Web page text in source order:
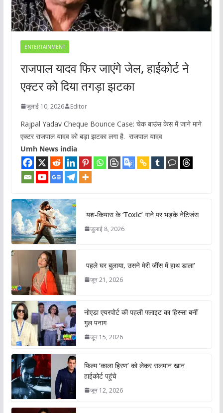
ENTERTAINMENT
राजपाल यादव फिर जाएंगे जेल, हाईकोर्ट ने
एक्टर को दिया तगड़ा झटका
जुलाई 10, 2026 Editor
Rajpal Yadav Cheque Bounce Case: चेक बाउंस केस में जाने माने
एक्टर राजपाल यादव को बड़ा झटका लगा है. राजपाल यादव
Umh News india
यश-कियारा के ‘Toxic’ गाने पर भड़के नेटिजंस
जुलाई 8, 2026
पहले घर बुलाया, उसने मेरी जींस में हाथ डाला’
जून 21, 2026
नोएडा एयरपोर्ट की पहली फ्लाइट का हिस्सा बनीं
गुल पनाग
जून 15, 2026
फिल्म ‘काला हिरण’ को लेकर सलमान खान
हाईकोर्ट पहुंचे
जून 12, 2026